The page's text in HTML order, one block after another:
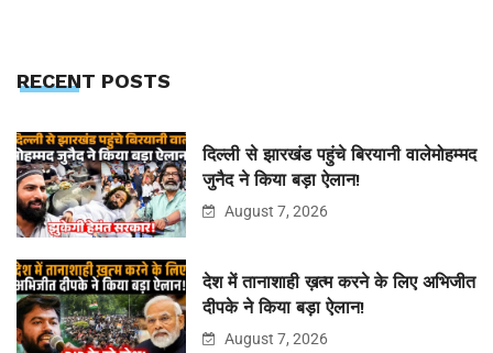
RECENT POSTS
दिल्ली से झारखंड पहुंचे बिरयानी वालेमोहम्मद
जुनैद ने किया बड़ा ऐलान!
August 7, 2026
देश में तानाशाही ख़त्म करने के लिए अभिजीत
दीपके ने किया बड़ा ऐलान!
August 7, 2026